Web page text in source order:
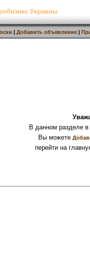
Украины
| Добавить объявление |
В данном разделе
Вы можете
перейти на